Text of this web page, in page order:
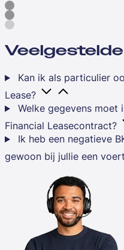
Kan ik als particulier
Lease?
Welke gegevens moet
Financial Leasecontract?
Ik heb een negatieve
gewoon bij jullie een